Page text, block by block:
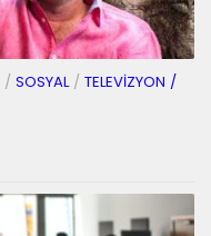
/ SOSYAL/ TELEVIZYON /